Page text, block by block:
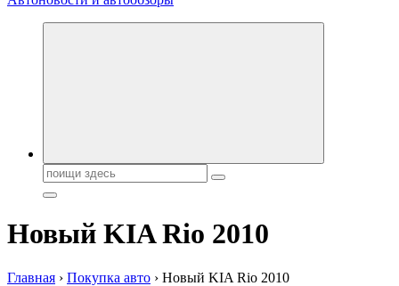
Справочник автомобилиста. Обзор новинок популярных
Поиск:
Новый KIA Rio 2010
Главная › Покупка авто › Новый KIA Rio 2010